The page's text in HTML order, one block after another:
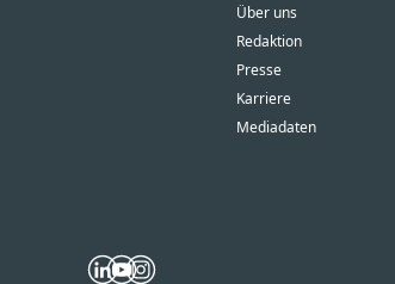
Über uns
Redaktion
Presse
Karriere
Mediadaten